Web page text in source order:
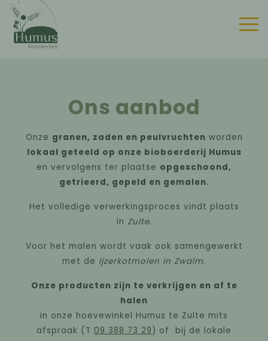
Ons aanbod
Onze granen, zaden en peulvruchten worden
lokaal geteeld op onze bioboerderij Humus
en vervolgens ter plaatse opgeschoond,
getrieerd, gepeld en gemalen.
Het volledige verwerkingsproces vindt plaats
in Zulte.
Voor het malen wordt vaak ook samengewerkt
met de Ijzerkotmolen in Zwalm.
Onze producten zijn te verkrijgen en af te
halen
in onze hoevewinkel Humus te Zulte mits
afspraak (T 09 388 73 29 ) of bij de lokale